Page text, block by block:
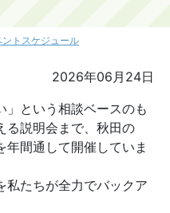
トスケジュール
2026年06月24日
」という相談ベースのも
る説明会まで、秋田の
年間通して開催していま
私たちが全力でバックア